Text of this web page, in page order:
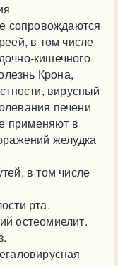
сопровождаются
в том числе
кишечного
Крона,
вирусный
печени
применяют в
желудка
в том числе
рта.
остеомиелит.